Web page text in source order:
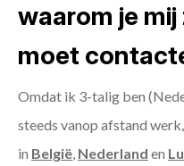
waarom je
moet
Omdat ik 3-talig ben
steeds vanop afstand
in België, Nederland en